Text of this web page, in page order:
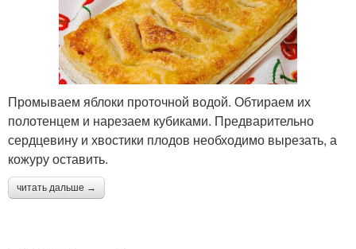
Промываем яблоки проточной водой. Обтираем их
полотенцем и нарезаем кубиками. Предварительно
сердцевину и хвостики плодов необходимо вырезать, а
кожуру оставить.
читать дальше →